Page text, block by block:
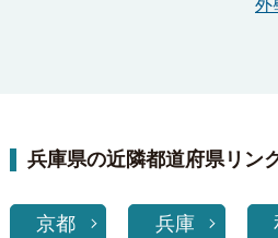
外
兵庫県の近隣都道府県リン
京都 兵庫